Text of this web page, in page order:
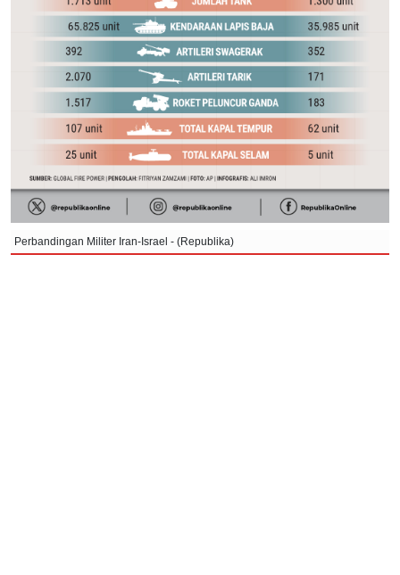
Perbandingan Militer Iran-Israel - (Republika)